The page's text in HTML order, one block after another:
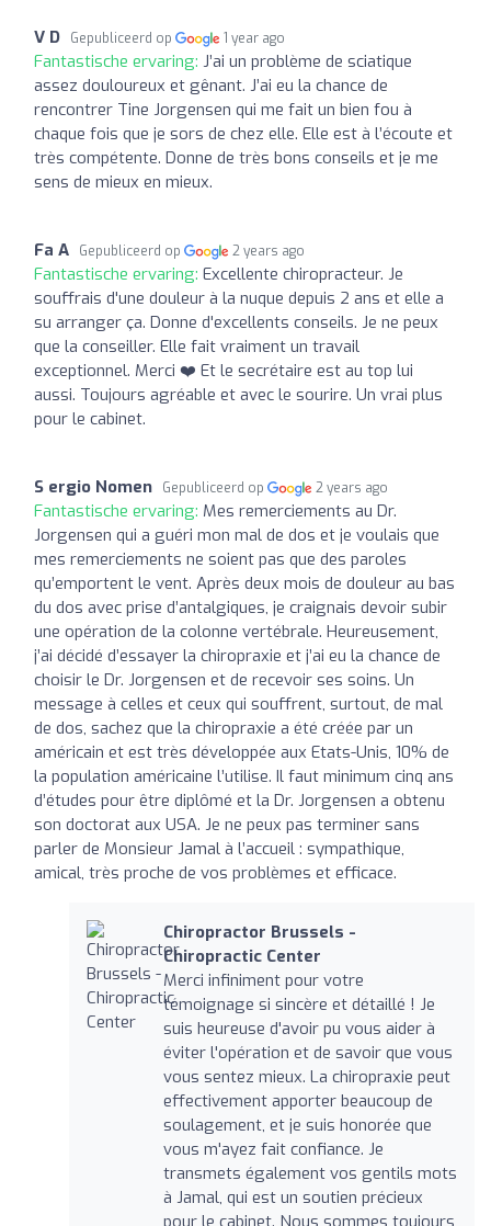
V D Gepubliceerd op 1 year ago
Fantastische ervaring: J’ai un problème de sciatique
assez douloureux et gênant. J’ai eu la chance de
rencontrer Tine Jorgensen qui me fait un bien fou à
chaque fois que je sors de chez elle. Elle est à l’écoute et
très compétente. Donne de très bons conseils et je me
sens de mieux en mieux.
Fa A Gepubliceerd op 2 years ago
Fantastische ervaring: Excellente chiropracteur. Je
souffrais d'une douleur à la nuque depuis 2 ans et elle a
su arranger ça. Donne d'excellents conseils. Je ne peux
que la conseiller. Elle fait vraiment un travail
exceptionnel. Merci ❤️ Et le secrétaire est au top lui
aussi. Toujours agréable et avec le sourire. Un vrai plus
pour le cabinet.
S ergio Nomen Gepubliceerd op 2 years ago
Fantastische ervaring: Mes remerciements au Dr.
Jorgensen qui a guéri mon mal de dos et je voulais que
mes remerciements ne soient pas que des paroles
qu’emportent le vent. Après deux mois de douleur au bas
du dos avec prise d’antalgiques, je craignais devoir subir
une opération de la colonne vertébrale. Heureusement,
j’ai décidé d’essayer la chiropraxie et j’ai eu la chance de
choisir le Dr. Jorgensen et de recevoir ses soins. Un
message à celles et ceux qui souffrent, surtout, de mal
de dos, sachez que la chiropraxie a été créée par un
américain et est très développée aux Etats-Unis, 10% de
la population américaine l’utilise. Il faut minimum cinq ans
d’études pour être diplômé et la Dr. Jorgensen a obtenu
son doctorat aux USA. Je ne peux pas terminer sans
parler de Monsieur Jamal à l’accueil : sympathique,
amical, très proche de vos problèmes et efficace.
Chiropractor Brussels -
Chiropractic Center
Merci infiniment pour votre
témoignage si sincère et détaillé ! Je
suis heureuse d'avoir pu vous aider à
éviter l'opération et de savoir que vous
vous sentez mieux. La chiropraxie peut
effectivement apporter beaucoup de
soulagement, et je suis honorée que
vous m'ayez fait confiance. Je
transmets également vos gentils mots
à Jamal, qui est un soutien précieux